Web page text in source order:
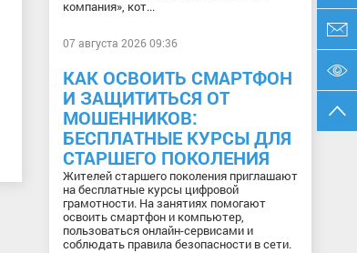
компания», кот...
07 августа 2026 09:36
КАК ОСВОИТЬ СМАРТФОН
И ЗАЩИТИТЬСЯ ОТ
МОШЕННИКОВ:
БЕСПЛАТНЫЕ КУРСЫ ДЛЯ
СТАРШЕГО ПОКОЛЕНИЯ
Жителей старшего поколения приглашают
на бесплатные курсы цифровой
грамотности. На занятиях помогают
освоить смартфон и компьютер,
пользоваться онлайн-сервисами и
соблюдать правила безопасности в сети.